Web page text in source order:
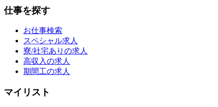
仕事を探す
お仕事検索
スペシャル求人
寮/社宅ありの求人
高収入の求人
期間工の求人
マイリスト